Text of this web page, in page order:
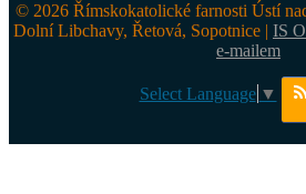
© 2026 Římskokatolické farnosti Ústí
Dolní Libchavy, Řetová, Sopotnice | IS
e-mailem
Select Language ▼